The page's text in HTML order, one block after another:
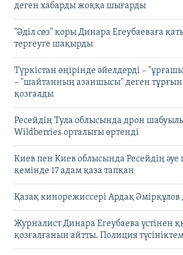
деген хабарды жоққа шығарды
"Әділ сөз" қоры Динара Егеубаеваға
тергеуге шақырды
Түркістан өңірінде әйелдерді –
– "шайтанның азаншысы" деген тұрғын
қозғалды
Ресейдің Тула облысында дрон
Wildberries орталығы өртенді
Киев пен Киев облысында Ресейдің
кемінде 17 адам қаза тапқан
Қазақ кинорежиссері Ардақ Әмірқұлов
Журналист Динара Егеубаева үстінен
қозғалғанын айтты. Полиция